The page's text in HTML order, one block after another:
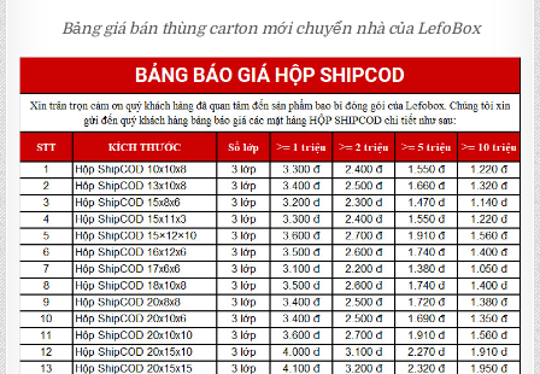
Bảng giá bán thùng carton mới chuyển nhà của LefoBox